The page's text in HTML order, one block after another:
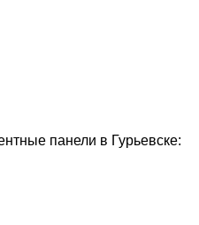
панели в Гурьевске: